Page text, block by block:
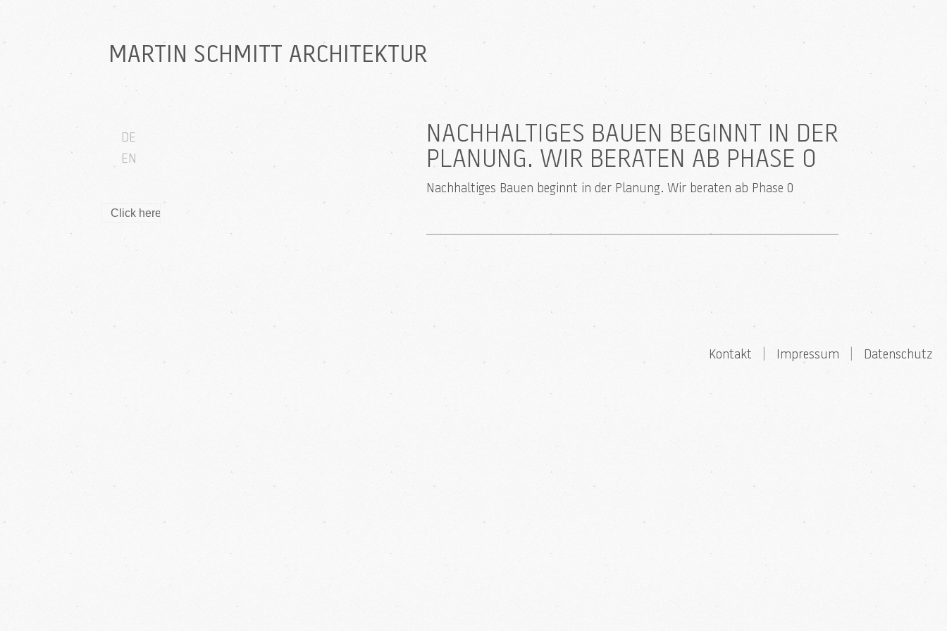
MARTIN SCHMITT ARCHITEKTUR
NACHHALTIGES BAUEN BEGINNT IN DER
PLANUNG. WIR BERATEN AB PHASE 0
Nachhaltiges Bauen beginnt in der Planung. Wir beraten ab Phase 0
DE
EN
Kontakt Impressum Datenschutz